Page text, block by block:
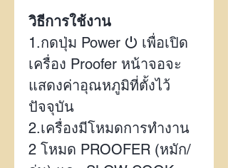
วิธีการใช้งาน
1.กดปุ่ม Power ⏻ เพื่อเปิด
เครื่อง Proofer หน้าจอจะ
แสดงค่าอุณหภูมิที่ตั้งไว้
ปัจจุบัน
2.เครื่องมีโหมดการทำงาน
2 โหมด PROOFER (หมัก/